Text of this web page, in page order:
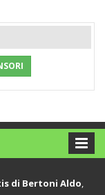
di Bertoni Aldo